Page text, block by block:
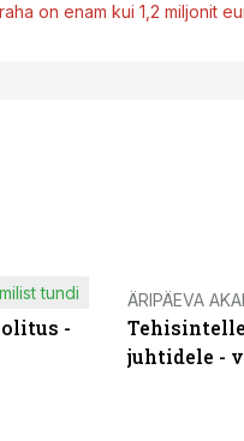
on enam kui 1,2 miljonit
-
tundi ÄRIPÄEVA
juhtidele -